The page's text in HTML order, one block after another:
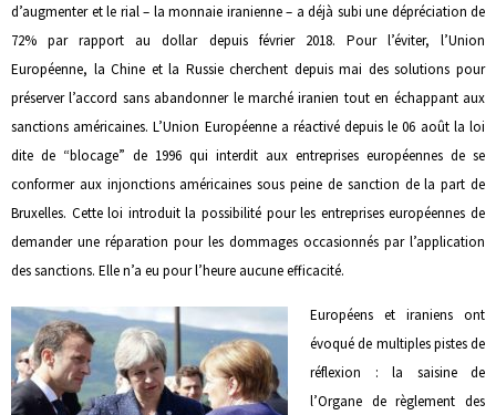
d’augmenter et le rial – la monnaie iranienne – a déjà subi une dépréciation de
72% par rapport au dollar depuis février 2018. Pour l’éviter, l’Union
Européenne, la Chine et la Russie cherchent depuis mai des solutions pour
préserver l’accord sans abandonner le marché iranien tout en échappant aux
sanctions américaines. L’Union Européenne a réactivé depuis le 06 août la loi
dite de “blocage” de 1996 qui interdit aux entreprises européennes de se
conformer aux injonctions américaines sous peine de sanction de la part de
Bruxelles. Cette loi introduit la possibilité pour les entreprises européennes de
demander une réparation pour les dommages occasionnés par l’application
des sanctions. Elle n’a eu pour l’heure aucune efficacité.
Européens et iraniens ont
évoqué de multiples pistes de
réflexion : la saisine de
l’Organe de règlement des